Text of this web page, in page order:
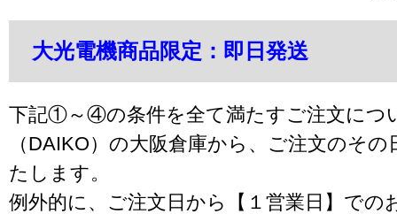
大光電機商品限定：即日発送
下記①～④の条件を全て満たすご注文につ
（DAIKO）の大阪倉庫から、ご注文のそ
たします。
例外的に、ご注文日から【１営業日】での